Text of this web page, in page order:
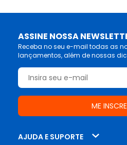
ASSINE NOSSA
Receba no seu e-mail todas as
lançamentos, além de nossas
AJUDA E SUPORTE